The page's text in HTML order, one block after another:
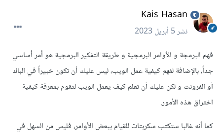
Kais Hasan
نشر5 أبريل 2023
فهم البرمجة و الأوامر البرمجية و طريقة التفكير البرمجية هو أمر أساسي
جداً، بالإضافة لفهم كيفية عمل الويب، ليس عليك أن تكون خبيراً في الباك
أو الفرونت و لكن عليك أن تعلم كيف يعمل الويب لتقوم بمعرفة كيفية
اختراق هذه الأمور.
كما أنه غالبا ستكتب سكربتات للقيام ببعض الأوامر، فليس من السهل في